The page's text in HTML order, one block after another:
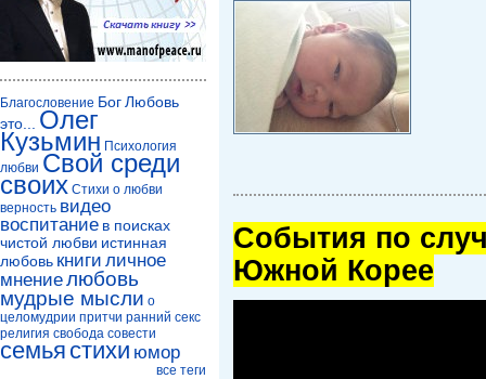
Cобытия по
Южной Корее
Благословение БогЛюбовь
это...
Олег
Кузьмин Психология
любви Свой среди
своих Стихи о любви
верность видео
воспитание в поисках
чистой любви истинная
любовь книги личное
мнениелюбовь
мудрые мысли о
целомудрии притчи ранний секс
религия свобода совести
семья стихи юмор
все теги